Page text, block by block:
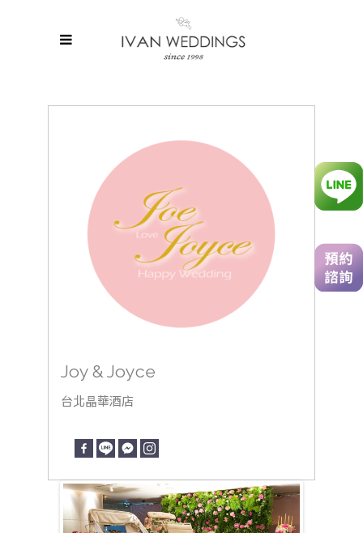
Joy & Joyce
台北晶華酒店